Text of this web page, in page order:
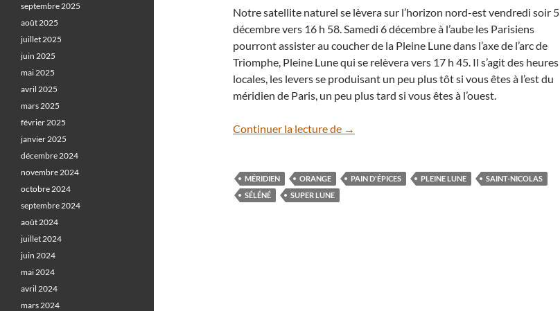
Notre satellite naturel se lèvera sur l’horizon nord-est vendredi soir 5
décembre vers 16 h 58. Samedi 6 décembre à l’aube les Parisiens
pourront assister au coucher de la Pleine Lune dans l’axe de l’arc de
Triomphe, Pleine Lune qui se relèvera vers 17 h 45. Il s’agit des heures
locales, les levers se produisant un peu plus tôt si vous êtes à l’est du
méridien de Paris, un peu plus tard si vous êtes à l’ouest.
Continuer la lecture de Pleine Lune de la Saint Nicolas
→
MÉRIDIEN ORANGE PAIN D'ÉPICES PLEINE LUNE
SAINT-NICOLAS
SÉLÉNÉ
SUPER LUNE
septembre 2025
août 2025
juillet 2025
juin 2025
mai 2025
avril 2025
mars 2025
février 2025
janvier 2025
décembre 2024
novembre 2024
octobre 2024
septembre 2024
août 2024
juillet 2024
juin 2024
mai 2024
avril 2024
mars 2024